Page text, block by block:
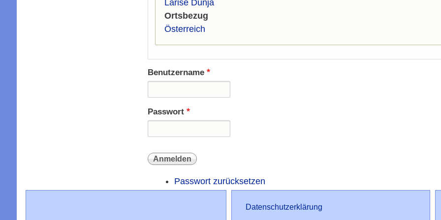
Larise Dunja
Ortsbezug
Österreich
Benutzername
Passwort
Passwort zurücksetzen
Datenschutz
Datenschutzerklärung